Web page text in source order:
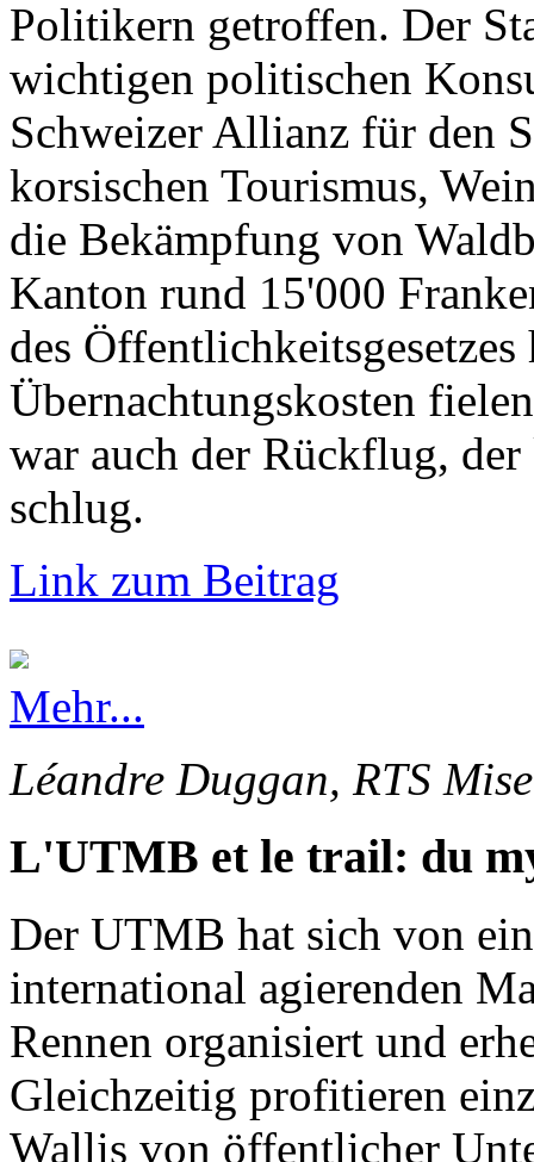
Politikern getroffen. Der
wichtigen politischen
Schweizer Allianz für den
korsischen Tourismus,
die Bekämpfung von
Kanton rund 15'000
des
Übernachtungskosten
war auch der Rückflug,
schlug.
Link zum Beitrag
Mehr...
Léandre Duggan, RTS
L'UTMB et le trail: du
Der UTMB hat sich von
international agierenden
Rennen organisiert und
Gleichzeitig profitieren
Wallis von öffentlicher